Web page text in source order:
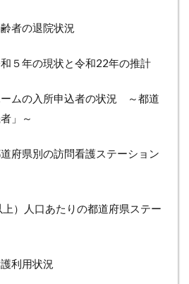
者の退院状況
和５年の現状と令和22年の推計
ームの入所申込者の状況 ～都道
」～
府県別の訪問看護ステーション
上）人口あたりの都道府県ステー
利用状況